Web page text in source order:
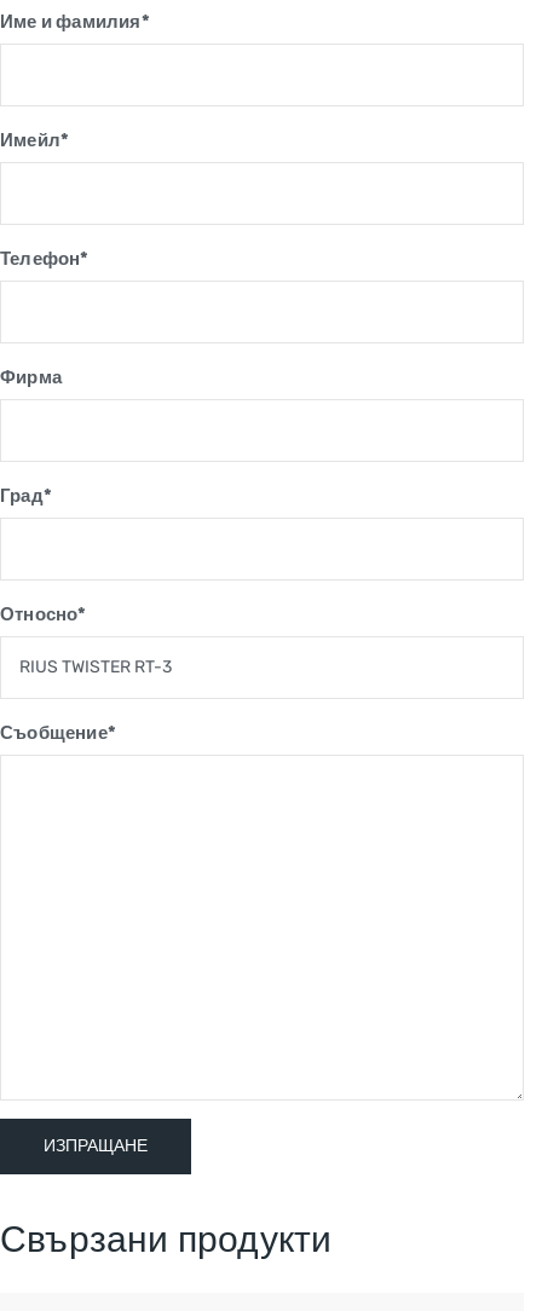
Име и фамилия*
Имейл*
Телефон*
Фирма
Град*
Относно*
Съобщение*
Свързани продукти